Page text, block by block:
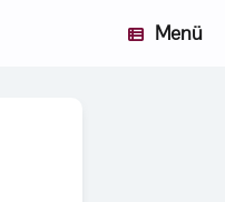
Menü